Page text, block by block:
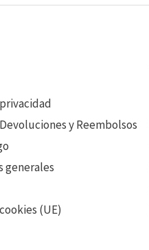
y Reembolsos
generales
(UE)